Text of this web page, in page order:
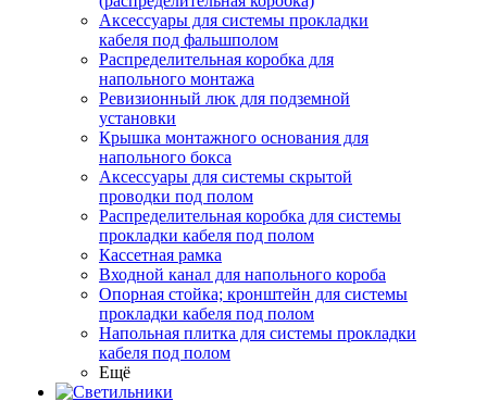
Аксессуары для системы прокладки
кабеля под фальшполом
Распределительная коробка для
напольного монтажа
Ревизионный люк для подземной
установки
Крышка монтажного основания для
напольного бокса
Аксессуары для системы скрытой
проводки под полом
Распределительная коробка для системы
прокладки кабеля под полом
Кассетная рамка
Входной канал для напольного короба
Опорная стойка; кронштейн для системы
прокладки кабеля под полом
Напольная плитка для системы прокладки
кабеля под полом
Ещё